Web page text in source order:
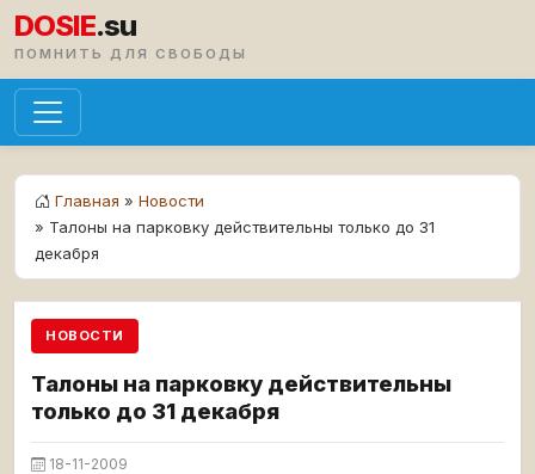
DOSIE.su
ПОМНИТЬ ДЛЯ СВОБОДЫ
Главная » Новости
» Талоны на парковку действительны только до 31
декабря
НОВОСТИ
Талоны на парковку действительны
только до 31 декабря
18-11-2009